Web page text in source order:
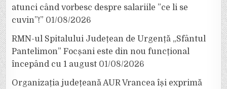
atunci când vorbesc despre salariile ”ce li se
cuvin”!” 01/08/2026
RMN-ul Spitalului Județean de Urgență „Sfântul
Pantelimon” Focșani este din nou funcțional
începând cu 1 august 01/08/2026
Organizația județeană AUR Vrancea își exprimă